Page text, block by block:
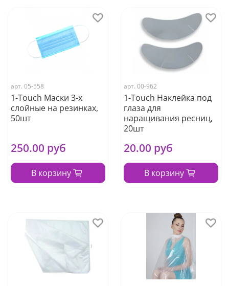
арт. 05-558
1-Touch Маски 3-х
слойные на резинках,
50шт
250.00 руб
В корзину
арт. 00-962
1-Touch Наклейка под
глаза для
наращивания ресниц,
20шт
20.00 руб
В корзину